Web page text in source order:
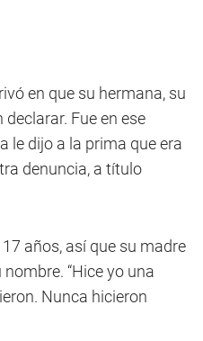
en que su hermana, su
Fue en ese
le dijo a la prima que era
denuncia, a título
años, así que su madre
“Hice yo una
Nunca hicieron